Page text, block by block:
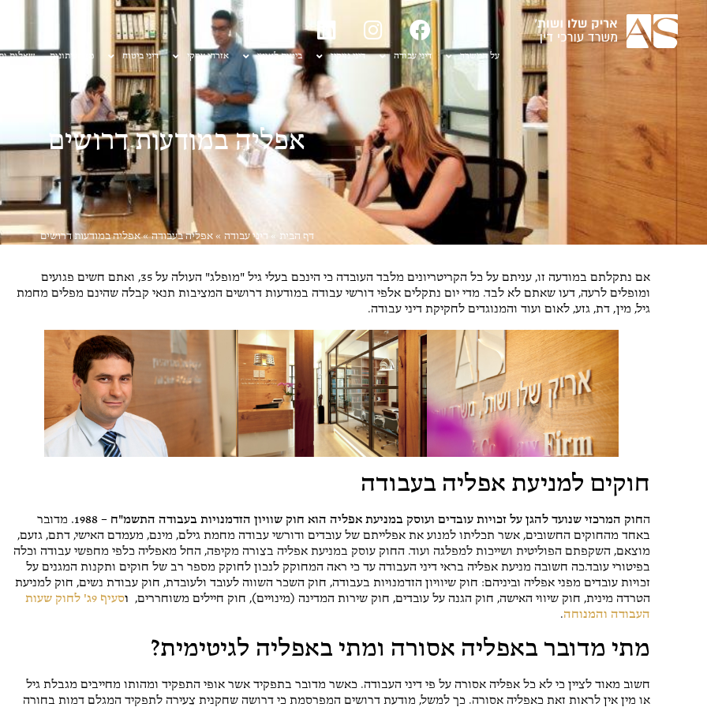
על המשרד דיני עבודה דיני נזיקין ביטוח לאומי אזרחי עסקי דיני ביטוח מן העיתונות שאלות
אפליה במודעות דרושים
דף הבית » דיני עבודה »אפליה בעבודה»אפליה במודעות דרושים
אם נתקלתם במודעה זו, עניתם על כל הקריטריונים מלבד העובדה כי הינכם בעלי גיל "מופלג" העולה על 35, ואתם חשים פגועים
ומופלים לרעה, דעו שאתם לא לבד. מדי יום נתקלים אלפי דורשי עבודה במודעות דרושים המציבות תנאי קבלה שהינם מפלים מחמת
גיל, מין, דת, גזע, לאום ועוד והמנוגדים לחקיקת דיני עבודה.
חוקים למניעת אפליה בעבודה
החוק המרכזי שנועד להגן על זכויות עובדים ועוסק במניעת אפליה הוא חוק שוויון הזדמנויות בעבודה התשמ"ח – 1988.
מדובר
באחד מהחוקים החשובים, אשר תכליתו למנוע את אפלייתם של עובדים ודורשי עבודה מחמת גילם, מינם, מעמדם האישי, דתם, גזעם,
מוצאם, השקפתם הפוליטית ושייכות למפלגה ועוד. החוק עוסק במניעת אפליה בצורה מקיפה, החל מאפליה כלפי מחפשי עבודה וכלה
בפיטורי עובד.כה חשובה מניעת אפליה בראי דיני העבודה עד כי ראה המחוקק לנכון לחוקק מספר רב של חוקים ותקנות המגנים על
זכויות עובדים מפני אפליה וביניהם: חוק שיוויון הזדמנויות בעבודה, חוק השכר השווה לעובד ולעובדת, חוק עבודת נשים, חוק למניעת
הטרדה מינית, חוק שיווי האישה, חוק הגנה על עובדים, חוק שירות המדינה (מינויים), חוק חיילים משוחררים, ו
סעיף 9ג' לחוק שעות
העבודה והמנוחה.
מתי מדובר באפליה אסורה ומתי באפליה לגיטימית?
חשוב מאוד לציין כי לא כל אפליה אסורה על פי דיני העבודה. כאשר מדובר בתפקיד אשר אופי התפקיד ומהותו מחייבים מגבלת גיל
או מין אין לראות זאת כאפליה אסורה. כך למשל, מודעת דרושים המפרסמת כי דרושה שחקנית צעירה לתפקיד המגלם דמות בחורה
Barak Topaz
2 אוגוסט 2026
מקצועיים ואדיבים מאוד. הייתה לי
שאלה והתייעצתי איתם. עשו זאת
שי חיון
4 אוגוסט 2026
תודה לאחמד על שירות אדיב ומענה
מקצועי